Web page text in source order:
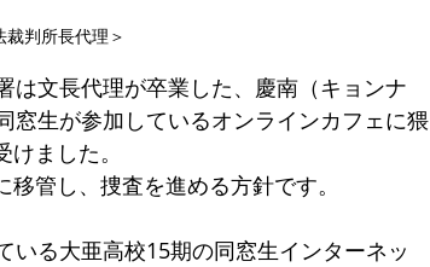
裁判所長代理＞
は文長代理が卒業した、慶南（キョンナ
窓生が参加しているオンラインカフェに猥
ました。
管し、捜査を進める方針です。
る大亜高校15期の同窓生インターネッ